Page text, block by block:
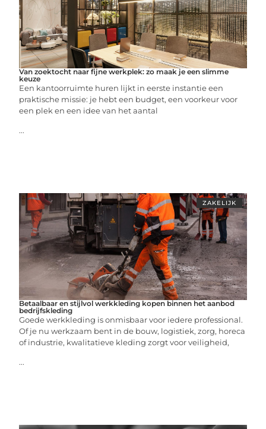
Van zoektocht naar fijne werkplek: zo maak je een slimme
keuze
Een kantoorruimte huren lijkt in eerste instantie een
praktische missie: je hebt een budget, een voorkeur voor
een plek en een idee van het aantal
...
ZAKELIJK
Betaalbaar en stijlvol werkkleding kopen binnen het aanbod
bedrijfskleding
Goede werkkleding is onmisbaar voor iedere professional.
Of je nu werkzaam bent in de bouw, logistiek, zorg, horeca
of industrie, kwalitatieve kleding zorgt voor veiligheid,
...